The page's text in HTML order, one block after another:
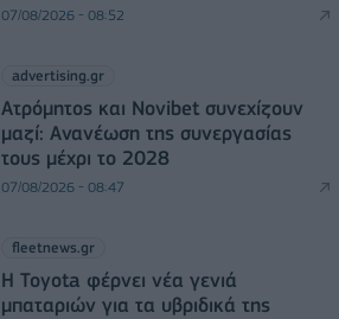
07/08/2026 - 08:52
advertising.gr
Ατρόμητος και Novibet συνεχίζουν
μαζί: Ανανέωση της συνεργασίας
τους μέχρι το 2028
07/08/2026 - 08:47
fleetnews.gr
Η Toyota φέρνει νέα γενιά
μπαταριών για τα υβριδικά της